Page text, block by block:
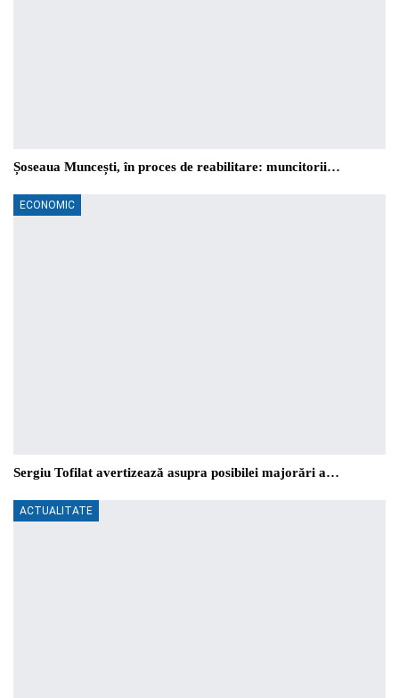
Șoseaua Muncești, în proces de reabilitare: muncitorii…
ECONOMIC
Sergiu Tofilat avertizează asupra posibilei majorări a…
ACTUALITATE